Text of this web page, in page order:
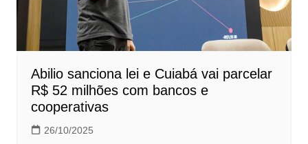
Abilio sanciona lei e Cuiabá vai parcelar
R$ 52 milhões com bancos e
cooperativas
26/10/2025